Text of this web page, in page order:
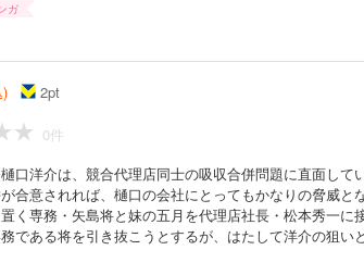
ガ
2pt
0件
口洋介は、競合代理店同士の吸収合併問題に直面して
合意されれば、樋口の会社にとってもかなりの脅威と
く専務・矢島将と妹の五月を代理店社長・松本秀一に
である将を引き抜こうとするが、はたして洋介の狙